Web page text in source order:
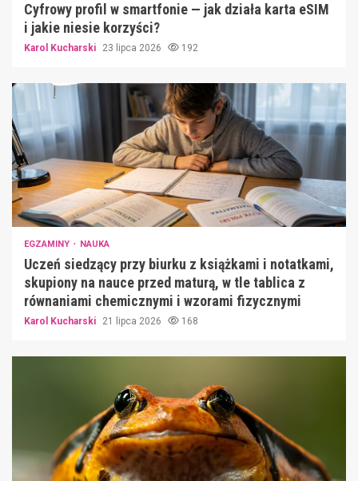
Cyfrowy profil w smartfonie — jak działa karta eSIM
i jakie niesie korzyści?
Karol Kucharski 23 lipca 2026 192
EGZAMINY NAUKA
Uczeń siedzący przy biurku z książkami i notatkami,
skupiony na nauce przed maturą, w tle tablica z
równaniami chemicznymi i wzorami fizycznymi
Karol Kucharski 21 lipca 2026 168